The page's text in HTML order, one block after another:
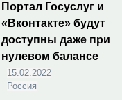
Портал Госуслуг и
«Вконтакте» будут
доступны даже при
нулевом балансе
15.02.2022
Россия